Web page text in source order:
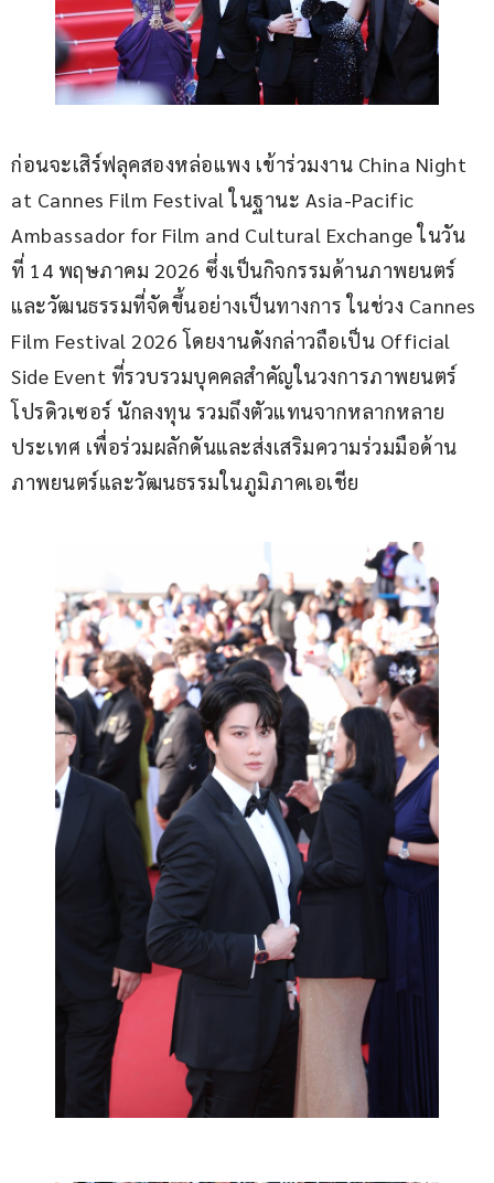
ก่อนจะเสิร์ฟลุคสองหล่อแพง เข้าร่วมงาน China Night
at Cannes Film Festival ในฐานะ Asia-Pacific
Ambassador for Film and Cultural Exchange ในวัน
ที่ 14 พฤษภาคม 2026 ซึ่งเป็นกิจกรรมด้านภาพยนตร์
และวัฒนธรรมที่จัดขึ้นอย่างเป็นทางการ ในช่วง Cannes
Film Festival 2026 โดยงานดังกล่าวถือเป็น Official
Side Event ที่รวบรวมบุคคลสำคัญในวงการภาพยนตร์
โปรดิวเซอร์ นักลงทุน รวมถึงตัวแทนจากหลากหลาย
ประเทศ เพื่อร่วมผลักดันและส่งเสริมความร่วมมือด้าน
ภาพยนตร์และวัฒนธรรมในภูมิภาคเอเชีย